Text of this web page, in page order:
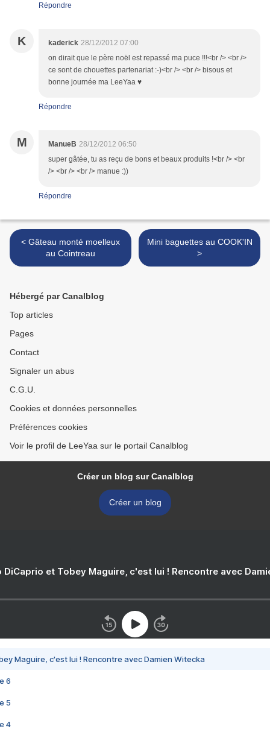
Répondre
K kaderick 28/12/2012 07:00
on dirait que le père noël est repassé ma puce !!!<br /> <br />
ce sont de chouettes partenariat :-)<br /> <br /> bisous et
bonne journée ma LeeYaa ♥
Répondre
M ManueB 28/12/2012 06:50
super gâtée, tu as reçu de bons et beaux produits !<br /> <br
/> <br /> <br /> manue :))
Répondre
< Gâteau monté moelleux
au Cointreau
Mini baguettes au COOK'IN
>
Hébergé par Canalblog
Top articles
Pages
Contact
Signaler un abus
C.G.U.
Cookies et données personnelles
Préférences cookies
Voir le profil de LeeYaa sur le portail Canalblog
Créer un blog sur Canalblog
Créer un blog
DiCaprio et Tobey Maguire, c'est lui ! Rencontre avec
Maguire, c'est lui ! Rencontre avec Damien Witecka
6
5
4